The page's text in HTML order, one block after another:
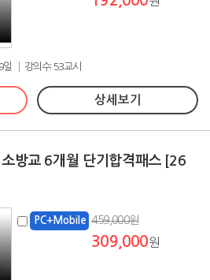
일 │ 강의수: 53교시
상세보기
방교 6개월 단기합격패스 [26
PC+Mobile 459,000원
309,000원